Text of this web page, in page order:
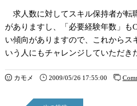
求人数に対してスキル保持者が転
がありますし、「必要経験年数」も
い傾向がありますので、これからス
いう人にもチャレンジしていただき
カモメ 2009/05/26 17:55:00